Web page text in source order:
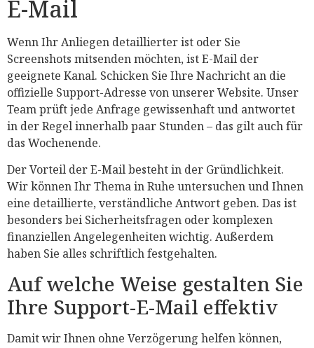
E-Mail
Wenn Ihr Anliegen detaillierter ist oder Sie
Screenshots mitsenden möchten, ist E-Mail der
geeignete Kanal. Schicken Sie Ihre Nachricht an die
offizielle Support-Adresse von unserer Website. Unser
Team prüft jede Anfrage gewissenhaft und antwortet
in der Regel innerhalb paar Stunden – das gilt auch für
das Wochenende.
Der Vorteil der E-Mail besteht in der Gründlichkeit.
Wir können Ihr Thema in Ruhe untersuchen und Ihnen
eine detaillierte, verständliche Antwort geben. Das ist
besonders bei Sicherheitsfragen oder komplexen
finanziellen Angelegenheiten wichtig. Außerdem
haben Sie alles schriftlich festgehalten.
Auf welche Weise gestalten Sie
Ihre Support-E-Mail effektiv
Damit wir Ihnen ohne Verzögerung helfen können,